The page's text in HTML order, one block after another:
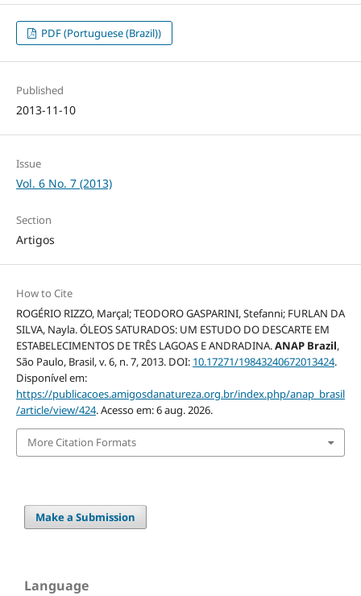
PDF (Portuguese (Brazil))
Published
2013-11-10
Issue
Vol. 6 No. 7 (2013)
Section
Artigos
How to Cite
ROGÉRIO RIZZO, Marçal; TEODORO GASPARINI, Stefanni; FURLAN DA
SILVA, Nayla. ÓLEOS SATURADOS: UM ESTUDO DO DESCARTE EM
ESTABELECIMENTOS DE TRÊS LAGOAS E ANDRADINA.ANAP Brazil,
São Paulo, Brasil, v. 6, n. 7, 2013. DOI: 10.17271/19843240672013424.
Disponível em:
https://publicacoes.amigosdanatureza.org.br/index.php/anap_brasil
/article/view/424. Acesso em: 6 aug. 2026.
More Citation Formats
Make a Submission
Language